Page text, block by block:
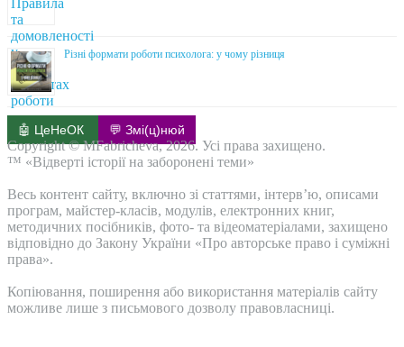
Різні формати роботи психолога: у чому різниця
🤖 ЦеНеОК 💬 Змі(ц)нюй
Copyright © MFabricheva, 2026. Усі права захищено.
™ «Відверті історії на заборонені теми»
Весь контент сайту, включно зі статтями, інтерв’ю, описами
програм, майстер-класів, модулів, електронних книг,
методичних посібників, фото- та відеоматеріалами, захищено
відповідно до Закону України «Про авторське право і суміжні
права».
Копіювання, поширення або використання матеріалів сайту
можливе лише з письмового дозволу правовласниці.